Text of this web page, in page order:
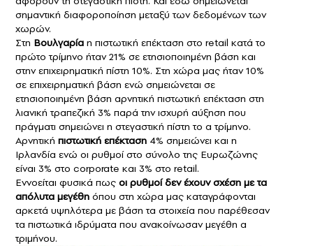
σημαντική διαφοροποίηση μεταξύ των δεδομένων των
χωρών.
Στη Βουλγαρία η πιστωτική επέκταση στο retail κατά το
πρώτο τρίμηνο ήταν 21% σε ετησιοποιημένη βάση και
στην επιχειρηματική πίστη 10%. Στη χώρα μας ήταν 10%
σε επιχειρηματική βάση ενώ σημειώνεται σε
ετησιοποιημένη βάση αρνητική πιστωτική επέκταση στη
λιανική τραπεζική 3% παρά την ισχυρή αύξηση που
πράγματι σημειώνει η στεγαστική πίστη το α τρίμηνο.
Αρνητική πιστωτική επέκταση 4% σημειώνει και η
Ιρλανδία ενώ οι ρυθμοί στο σύνολο της Ευρωζώνης
είναι 3% στο corporate και 3% στο retail.
Εννοείται φυσικά πως οι ρυθμοί δεν έχουν σχέση με τα
απόλυτα μεγέθη όπου στη χώρα μας καταγράφονται
αρκετά υψηλότερα με βάση τα στοιχεία που παρέθεσαν
τα πιστωτικά ιδρύματα που ανακοίνωσαν μεγέθη α
τριμήνου.